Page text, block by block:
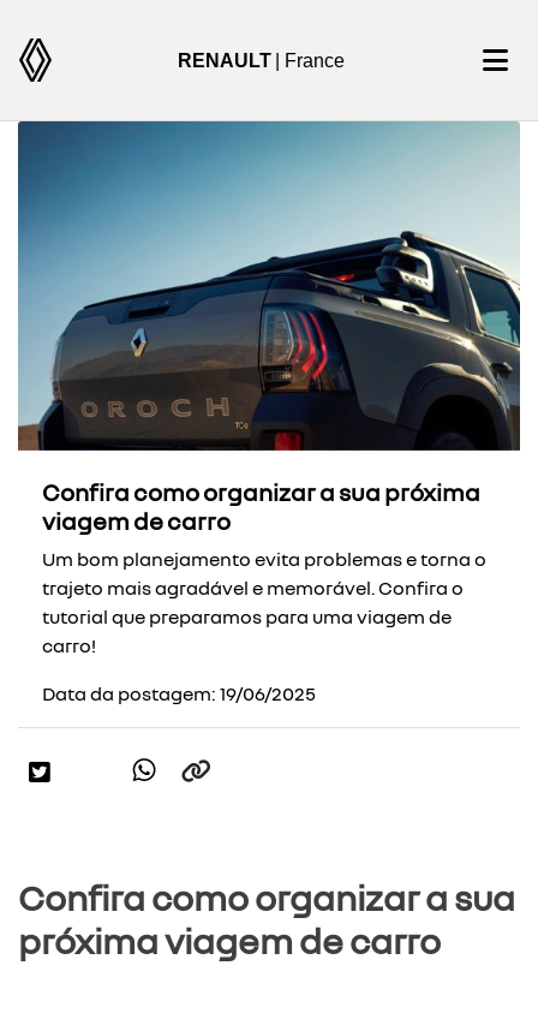
RENAULT | France
Confira como organizar a sua próxima
viagem de carro
Um bom planejamento evita problemas e torna o
trajeto mais agradável e memorável. Confira o
tutorial que preparamos para uma viagem de
carro!
Data da postagem: 19/06/2025
Confira como organizar a sua
próxima viagem de carro